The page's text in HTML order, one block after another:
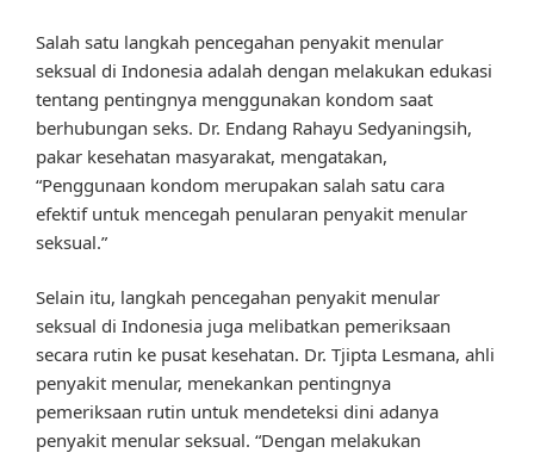
Salah satu langkah pencegahan penyakit menular
seksual di Indonesia adalah dengan melakukan edukasi
tentang pentingnya menggunakan kondom saat
berhubungan seks. Dr. Endang Rahayu Sedyaningsih,
pakar kesehatan masyarakat, mengatakan,
“Penggunaan kondom merupakan salah satu cara
efektif untuk mencegah penularan penyakit menular
seksual.”
Selain itu, langkah pencegahan penyakit menular
seksual di Indonesia juga melibatkan pemeriksaan
secara rutin ke pusat kesehatan. Dr. Tjipta Lesmana, ahli
penyakit menular, menekankan pentingnya
pemeriksaan rutin untuk mendeteksi dini adanya
penyakit menular seksual. “Dengan melakukan